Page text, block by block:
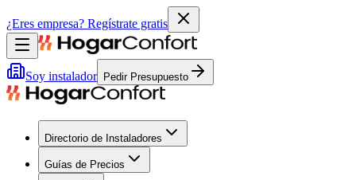
¿Eres empresa? Regístrate gratis
Soy instalador Pedir Presupuesto
Directorio de Instaladores
Guías de Precios